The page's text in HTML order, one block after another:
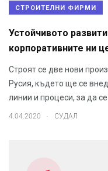
СТРОИТЕЛНИ ФИРМИ
Устойчивото
корпоративните ни
Строят се две нови
Русия, където ще се
линии и процеси, за да
4.04.2020 СУДАЛ